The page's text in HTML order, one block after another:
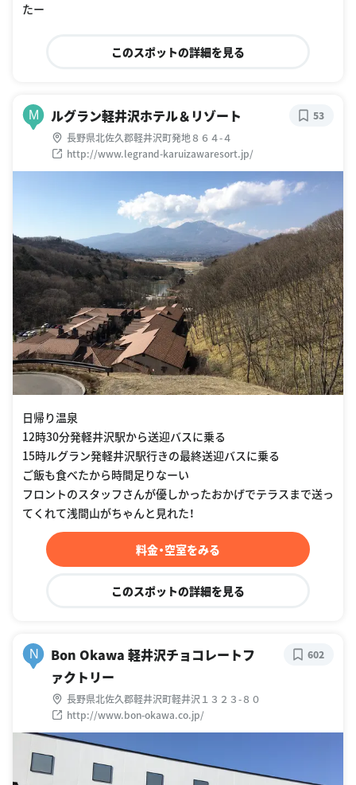
たー
このスポットの詳細を見る
M ルグラン軽井沢ホテル＆リゾート
長野県北佐久郡軽井沢町発地８６４-４
http://www.legrand-karuizawaresort.jp/
53
日帰り温泉
12時30分発軽井沢駅から送迎バスに乗る
15時ルグラン発軽井沢駅行きの最終送迎バスに乗る
ご飯も食べたから時間足りなーい
フロントのスタッフさんが優しかったおかげでテラスまで送っ
てくれて浅間山がちゃんと見れた！
料金・空室をみる
このスポットの詳細を見る
N
Bon Okawa 軽井沢チョコレートフ
ァクトリー
長野県北佐久郡軽井沢町軽井沢１３２３-８０
http://www.bon-okawa.co.jp/
602